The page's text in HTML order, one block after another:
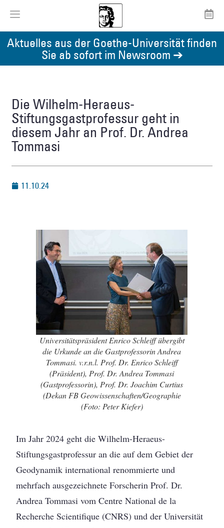
Aktuelles aus der Goethe-Universität finden
Sie ab sofort im Newsroom ➔
Die Wilhelm-Heraeus-
Stiftungsgastprofessur geht in
diesem Jahr an Prof. Dr. Andrea
Tommasi
11.10.24
Universitätspräsident Enrico Schleiff übergibt
die Urkunde an die Gastprofessorin Andrea
Tommasi. v.r.n.l. Prof. Dr. Enrico Schleiff
(Präsident), Prof. Dr. Andrea Tommasi
(Gastprofessorin), Prof. Dr. Joachim Curtius
(Dekan FB Geowissenschaften/Geographie
(Foto: Peter Kiefer)
Im Jahr 2024 geht die Wilhelm-Heraeus-
Stiftungsgastprofessur an die auf dem Gebiet der
Geodynamik international renommierte und
mehrfach ausgezeichnete Forscherin Prof. Dr.
Andrea Tommasi vom Centre National de la
Recherche Scientifique (CNRS) und der Universität